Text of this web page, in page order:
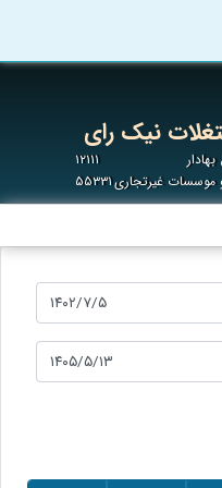
نیک رای
۱۲۱۱۱
موسسات غیرتجاری۵۵۳۳۱